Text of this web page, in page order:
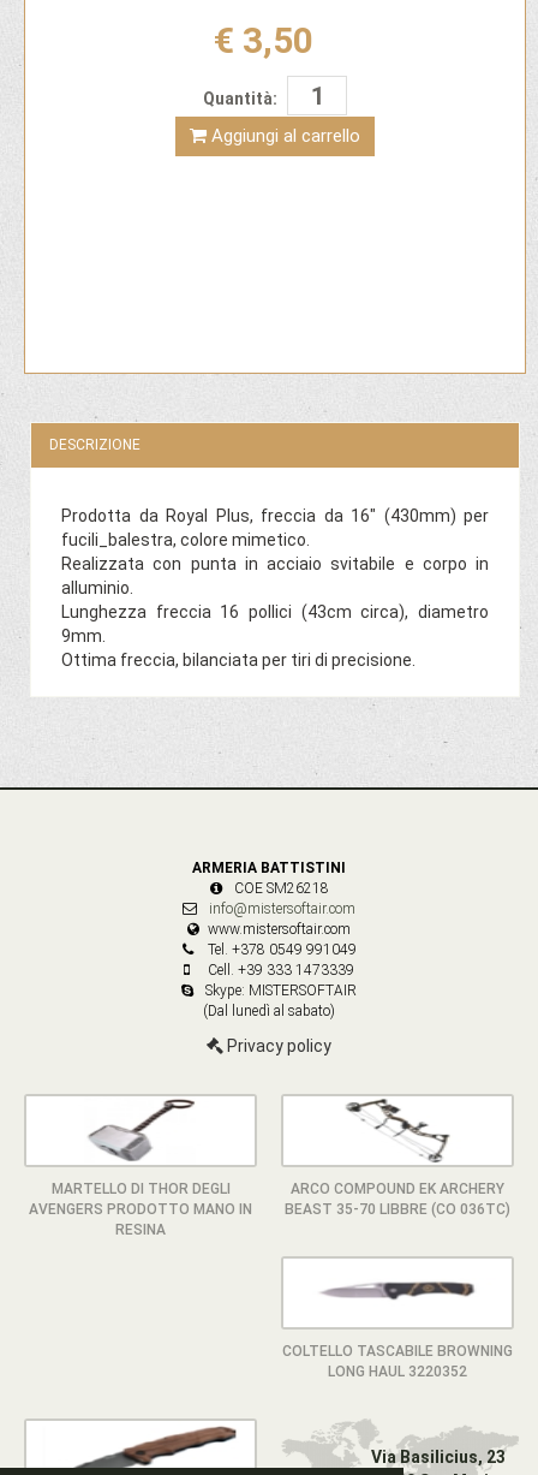
€ 3,50
Quantità:
Aggiungi al carrello
DESCRIZIONE
Prodotta da Royal Plus, freccia da 16" (430mm) per
fucili_balestra, colore mimetico.
Realizzata con punta in acciaio svitabile e corpo in
alluminio.
Lunghezza freccia 16 pollici (43cm circa), diametro
9mm.
Ottima freccia, bilanciata per tiri di precisione.
ARMERIA BATTISTINI
COE SM26218
info@mistersoftair.com
www.mistersoftair.com
Tel. +378 0549 991049
Cell. +39 333 1473339
Skype: MISTERSOFTAIR
(Dal lunedì al sabato)
Privacy policy
MARTELLO DI THOR DEGLI
AVENGERS PRODOTTO MANO IN
RESINA
ARCO COMPOUND EK ARCHERY
BEAST 35-70 LIBBRE (CO 036TC)
COLTELLO TASCABILE BROWNING
LONG HAUL 3220352
Via Basilicius, 23